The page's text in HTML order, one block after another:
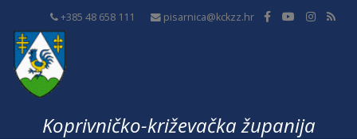
+385 48 658 111 pisarnica@kckzz.hr
Koprivničko-križevačka županija